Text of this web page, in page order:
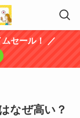
セール！ ／
なぜ高い？